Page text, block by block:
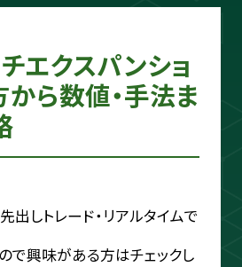
を開始し億トレ達成📈 現在
初心者向けに「勝てる考え
ですべて公開していま
ない"を"わかる"に変えるお
す📺
エクスパンショ
ら数値・手法ま
出しトレード・リアルタイムで
で興味がある方はチェックし